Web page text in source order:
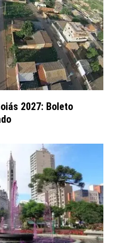
2027: Boleto